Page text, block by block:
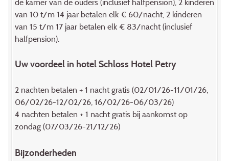
van 10 t/m 14 jaar betalen elk € 60/nacht, 2 kinderen
van 15 t/m 17 jaar betalen elk € 83/nacht (inclusief
halfpension).
Uw voordeel in hotel Schloss Hotel Petry
2 nachten betalen + 1 nacht gratis (02/01/26-11/01/26,
06/02/26-12/02/26, 16/02/26-06/03/26)
4 nachten betalen + 1 nacht gratis bij aankomst op
zondag (07/03/26-21/12/26)
Bijzonderheden